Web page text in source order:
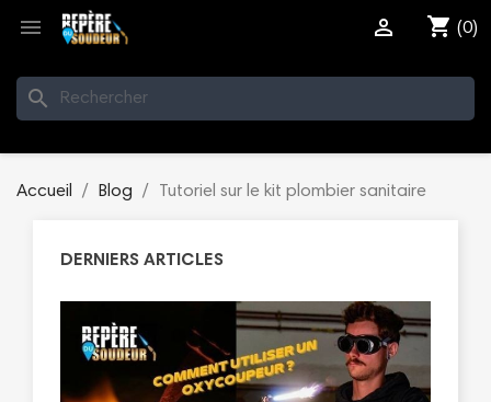
 shopping_cart (0)

search
Accueil Blog Tutoriel sur le kit plombier sanitaire
DERNIERS ARTICLES